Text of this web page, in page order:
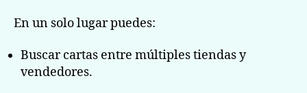
En un solo lugar puedes:
Buscar cartas entre múltiples tiendas y
vendedores.